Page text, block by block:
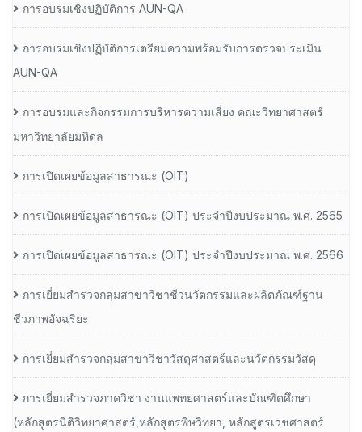
การอบรมเชิงปฏิบัติการ AUN-QA
การอบรมเชิงปฏิบัติการเตรียมความพร้อมรับการตรวจประเมิน
AUN-QA
การอบรมและกิจกรรมการบริหารความเสี่ยง คณะวิทยาศาสตร์
มหาวิทยาลัยมหิดล
การเปิดเผยข้อมูลสาธารณะ (OIT)
การเปิดเผยข้อมูลสาธารณะ (OIT) ประจำปีงบประมาณ พ.ศ. 2565
การเปิดเผยข้อมูลสาธารณะ (OIT) ประจำปีงบประมาณ พ.ศ. 2566
การเยี่ยมสำรวจกลุ่มสาขาวิชาชีวนวัตกรรมและผลิตภัณฑ์ฐาน
ชีวภาพอัจฉริยะ
การเยี่ยมสำรวจกลุ่มสาขาวิชาวัสดุศาสตร์และนวัตกรรมวัสดุ
การเยี่ยมสำรวจภาควิชา งานแพทยศาสตร์และบัณฑิตศึกษา
(หลักสูตรนิติวิทยาศาสตร์,หลักสูตรพิษวิทยา, หลักสูตรเวชศาสตร์